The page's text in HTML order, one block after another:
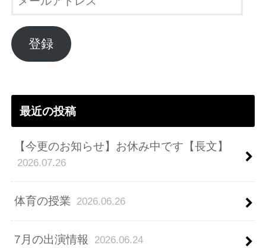
ル
ア
ド
登録
最近の投稿
【今更のお知らせ】お休み中です【長文】
2026.07.26
体育の授業 2026.06.26
7月の出演情報 2026.06.24